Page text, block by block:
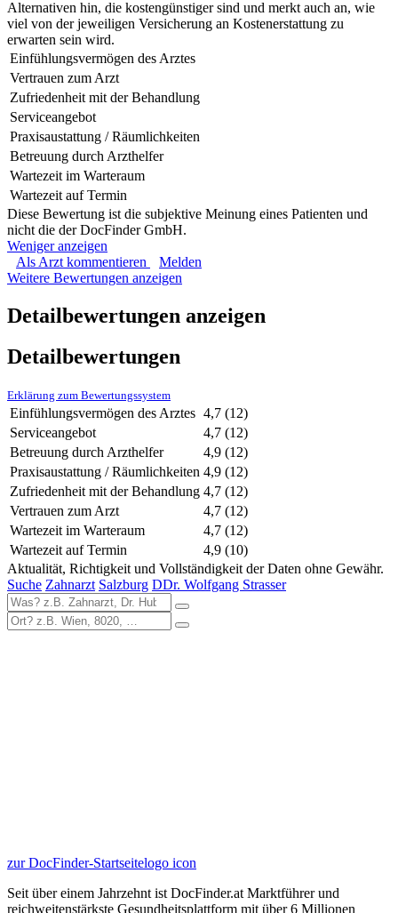
Alternativen hin, die kostengünstiger sind und merkt auch an, wie
viel von der jeweiligen Versicherung an Kostenerstattung zu
erwarten sein wird.
Einfühlungsvermögen des Arztes
Vertrauen zum Arzt
Zufriedenheit mit der Behandlung
Serviceangebot
Praxisaustattung / Räumlichkeiten
Betreuung durch Arzthelfer
Wartezeit im Warteraum
Wartezeit auf Termin
Diese Bewertung ist die subjektive Meinung eines Patienten und
nicht die der DocFinder GmbH.
Weniger anzeigen
Als Arzt kommentieren
Melden
Weitere Bewertungen anzeigen
Detailbewertungen anzeigen
Detailbewertungen
Erklärung zum Bewertungssystem
Einfühlungsvermögen des Arztes 4,7 (12)
Serviceangebot
4,7 (12)
Betreuung durch Arzthelfer
4,9 (12)
Praxisaustattung / Räumlichkeiten 4,9 (12)
Zufriedenheit mit der Behandlung 4,7 (12)
Vertrauen zum Arzt
4,7 (12)
Wartezeit im Warteraum
4,7 (12)
Wartezeit auf Termin
4,9 (10)
Aktualität, Richtigkeit und Vollständigkeit der Daten ohne Gewähr.
Suche Zahnarzt Salzburg DDr. Wolfgang Strasser
zur DocFinder-Startseitelogo icon
Seit über einem Jahrzehnt ist DocFinder.at Marktführer und
reichweitenstärkste Gesundheitsplattform mit über 6 Millionen